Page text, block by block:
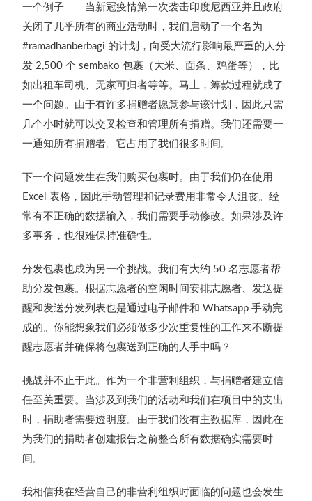
一个例子——当新冠疫情第一次袭击印度尼西亚并且政府
关闭了几乎所有的商业活动时，我们启动了一个名为
#ramadhanberbagi 的计划，向受大流行影响最严重的人分
发 2,500个 sembako包裹（大米、面条、鸡蛋等），比
如出租车司机、无家可归者等等。马上，筹款过程就成了
一个问题。由于有许多捐赠者愿意参与该计划，因此只需
几个小时就可以交叉检查和管理所有捐赠。我们还需要一
一通知所有捐赠者。它占用了我们很多时间。
下一个问题发生在我们购买包裹时。由于我们仍在使用
Excel表格，因此手动管理和记录费用非常令人沮丧。经
常有不正确的数据输入，我们需要手动修改。如果涉及许
多事务，也很难保持准确性。
分发包裹也成为另一个挑战。我们有大约 50名志愿者帮
助分发包裹。根据志愿者的空闲时间安排志愿者、发送提
醒和发送分发列表也是通过电子邮件和 Whatsapp手动完
成的。你能想象我们必须做多少次重复性的工作来不断提
醒志愿者并确保将包裹送到正确的人手中吗？
挑战并不止于此。作为一个非营利组织，与捐赠者建立信
任至关重要。当涉及到我们的活动和我们在项目中的支出
时，捐助者需要透明度。由于我们没有主数据库，因此在
为我们的捐助者创建报告之前整合所有数据确实需要时
间。
我相信我在经营自己的非营利组织时面临的问题也会发生